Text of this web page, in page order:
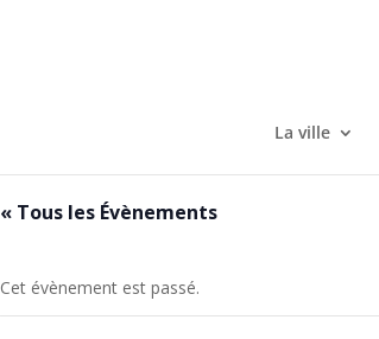
La ville
« Tous les Évènements
Cet évènement est passé.